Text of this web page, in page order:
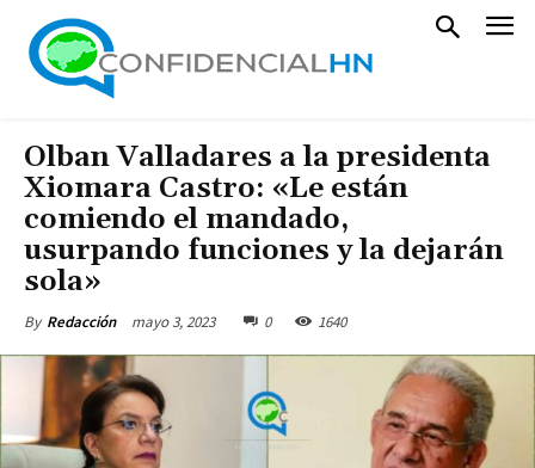
Olban Valladares a la presidenta
Xiomara Castro: «Le están
comiendo el mandado,
usurpando funciones y la dejarán
sola»
By Redacción mayo 3, 2023 0 1640